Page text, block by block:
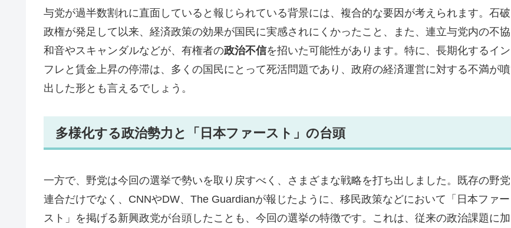
与党が過半数割れに直面していると報じられている背景には、複合的な要因が考えられます。石破
政権が発足して以来、経済政策の効果が国民に実感されにくかったこと、また、連立与党内の不協
和音やスキャンダルなどが、有権者の政治不信を招いた可能性があります。特に、長期化するイン
フレと賃金上昇の停滞は、多くの国民にとって死活問題であり、政府の経済運営に対する不満が噴
出した形とも言えるでしょう。
多様化する政治勢力と「日本ファースト」の台頭
一方で、野党は今回の選挙で勢いを取り戻すべく、さまざまな戦略を打ち出しました。既存の野党
連合だけでなく、CNNやDW、The Guardianが報じたように、移民政策などにおいて「日本ファー
スト」を掲げる新興政党が台頭したことも、今回の選挙の特徴です。これは、従来の政治課題に加